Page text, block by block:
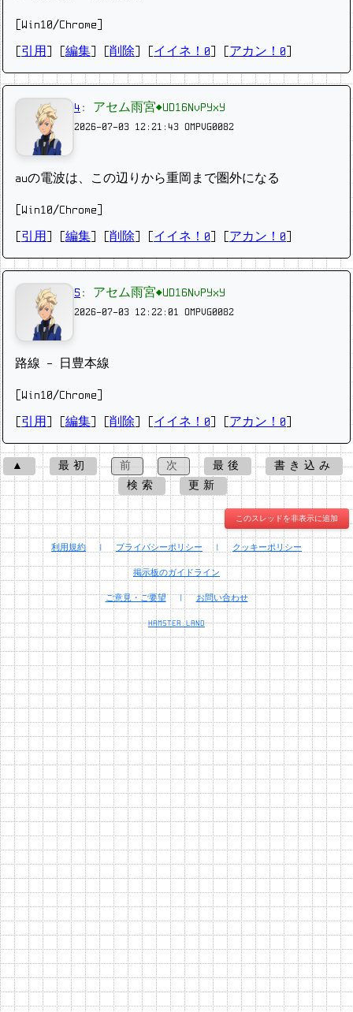
[Win10/Chrome]
引用 編集 削除 イイネ！0 アカン！0
4 : アセム雨宮◆UD16NvPYxY
2026-07-03 12:21:43 OMPVG0082
auの電波は、この辺りから重岡まで圏外になる
[Win10/Chrome]
引用 編集 削除 イイネ！0 アカン！0
5 : アセム雨宮◆UD16NvPYxY
2026-07-03 12:22:01 OMPVG0082
路線 - 日豊本線
[Win10/Chrome]
引用 編集 削除 イイネ！0 アカン！0
▲ 最初 前 次 最後
書き込み
検索
更新
このスレッドを非表示に追加
利用規約 | プライバシーポリシー | クッキーポリシー
掲示板のガイドライン
ご意見・ご要望 | お問い合わせ
HAMSTER.LAND